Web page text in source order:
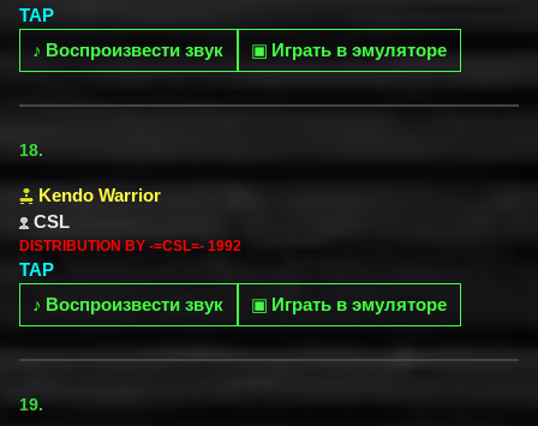
TAP
♪ Воспроизвести звук ▣ Играть в эмуляторе
18.
Kendo Warrior
CSL
DISTRIBUTION BY -=CSL=- 1992
TAP
♪ Воспроизвести звук ▣ Играть в эмуляторе
19.